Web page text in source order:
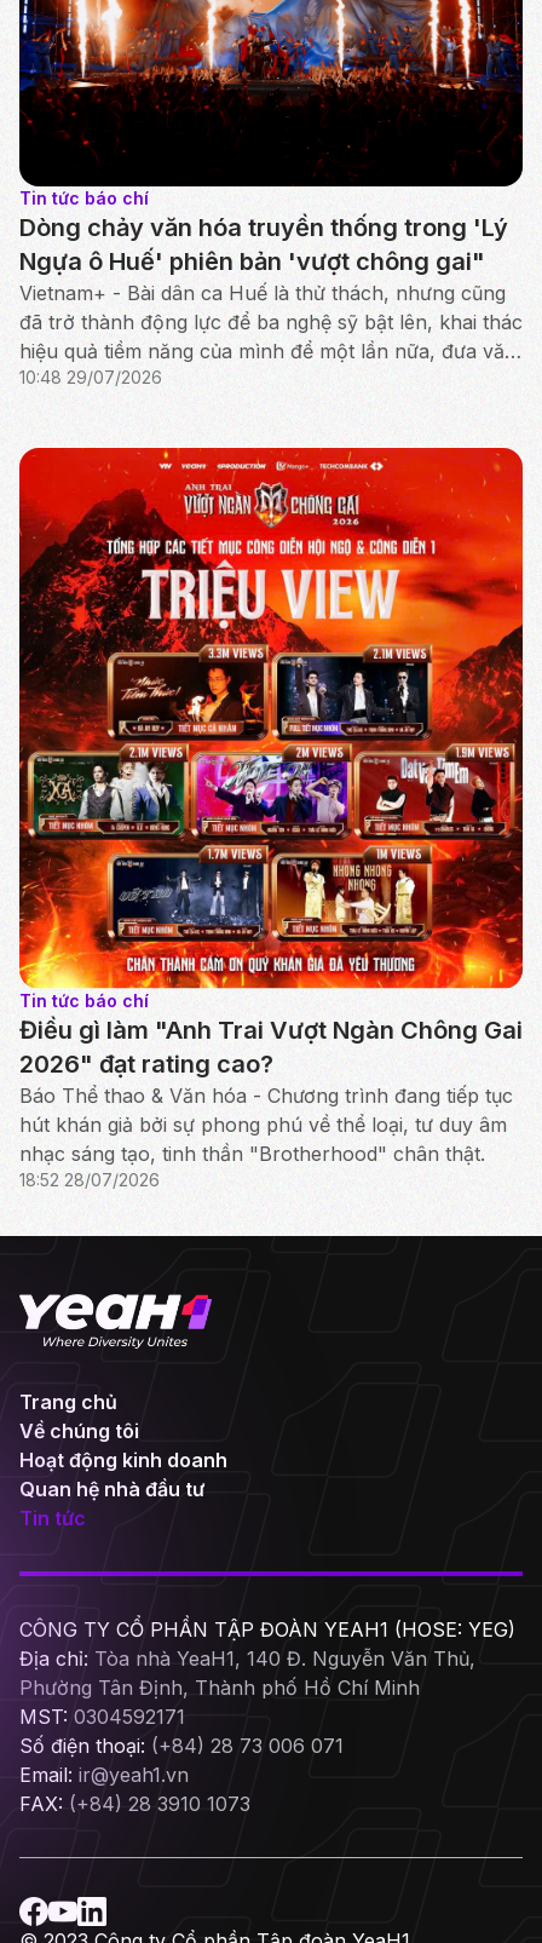
Tin tức báo chí
Dòng chảy văn hóa truyền thống trong 'Lý
Ngựa ô Huế' phiên bản 'vượt chông gai"
Vietnam+ - Bài dân ca Huế là thử thách, nhưng cũng
đã trở thành động lực để ba nghệ sỹ bật lên, khai thác
hiệu quả tiềm năng của mình để một lần nữa, đưa văn
hóa truyền thống tỏa sáng rực rỡ.
10:48 29/07/2026
Tin tức báo chí
Điều gì làm "Anh Trai Vượt Ngàn Chông Gai
2026" đạt rating cao?
Báo Thể thao & Văn hóa - Chương trình đang tiếp tục
hút khán giả bởi sự phong phú về thể loại, tư duy âm
nhạc sáng tạo, tinh thần "Brotherhood" chân thật.
18:52 28/07/2026
Trang chủ
Về chúng tôi
Hoạt động kinh doanh
Quan hệ nhà đầu tư
Tin tức
CÔNG TY CỔ PHẦN TẬP ĐOÀN YEAH1 (HOSE: YEG)
Địa chỉ: Tòa nhà YeaH1, 140 Đ. Nguyễn Văn Thủ,
Phường Tân Định, Thành phố Hồ Chí Minh
MST: 0304592171
Số điện thoại: (+84) 28 73 006 071
Email: ir@yeah1.vn
FAX: (+84) 28 3910 1073